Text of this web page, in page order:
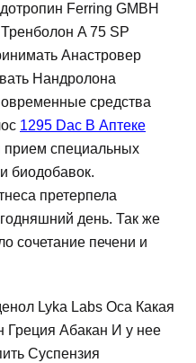
Ferring GMBH
A 75 SP
Анастровер
Нандролона
средства
1295 Dac В Аптеке
прием специальных
биодобавок.
претерпела
день. Так же
сочетание печени и
Lyka Labs Оса Какая
Греция Абакан И у нее
Суспензия